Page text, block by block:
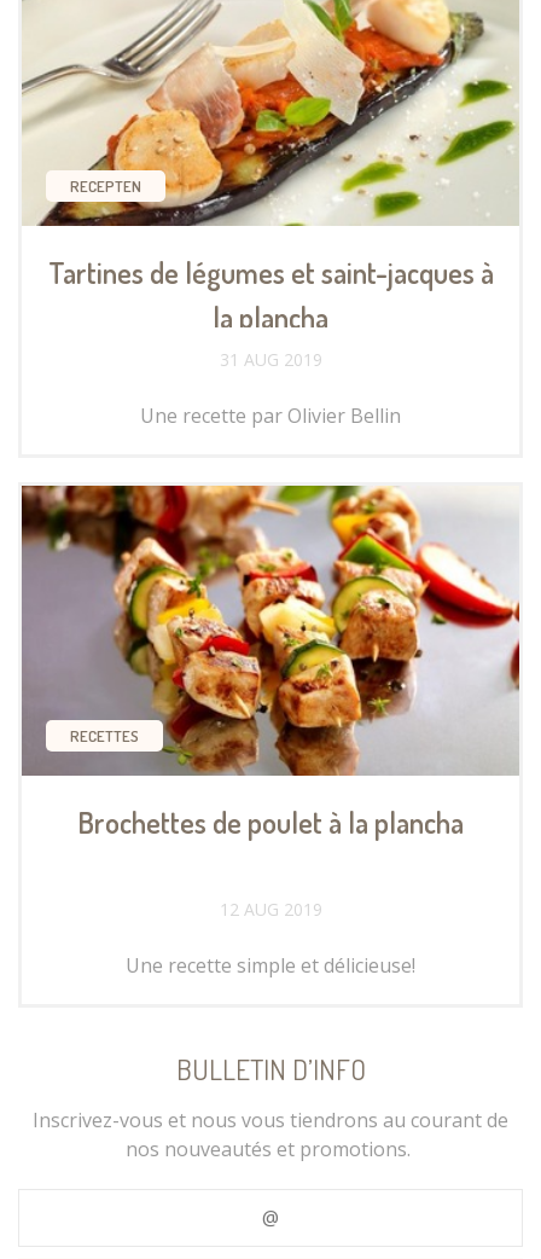
RECEPTEN
Tartines de légumes et saint-jacques à
la plancha
31 AUG 2019
Une recette par Olivier Bellin
RECETTES
Brochettes de poulet à la plancha
12 AUG 2019
Une recette simple et délicieuse!
BULLETIN D’INFO
Inscrivez-vous et nous vous tiendrons au courant de
nos nouveautés et promotions.